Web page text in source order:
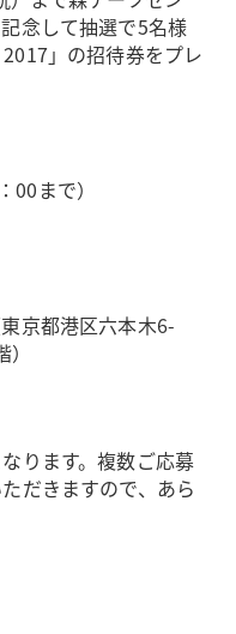
念して抽選で5名様
」の招待券をプレ
まで）
京都港区六本木6-
ります。複数ご応募
だきますので、あら